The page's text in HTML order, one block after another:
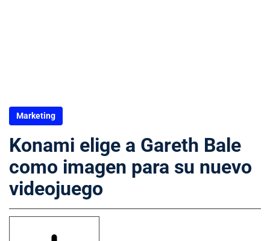
Marketing
Konami elige a Gareth Bale
como imagen para su nuevo
videojuego